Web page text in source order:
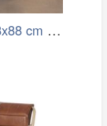
Křeslo Nova 88x88 cm manšestr béžová